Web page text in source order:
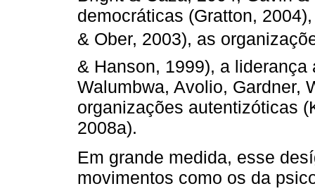
democráticas (Gratton,
& Ober, 2003), as
& Hanson, 1999), a
Walumbwa, Avolio, Gardner,
organizações autentizóticas
2008a).
Em grande medida, esse
movimentos como os da